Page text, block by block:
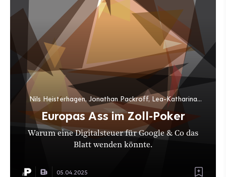
Nils Heisterhagen, Jonathan Packroff, Lea-Katharina
Krause
Europas Ass im Zoll-Poker
Warum eine Digitalsteuer für Google & Co das
Blatt wenden könnte.
05.04.2025